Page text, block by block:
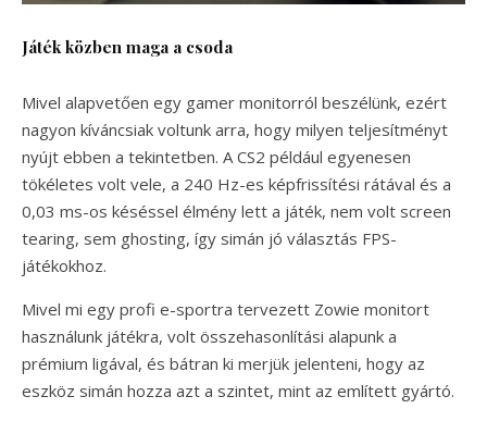
Játék közben maga a csoda
Mivel alapvetően egy gamer monitorról beszélünk, ezért
nagyon kíváncsiak voltunk arra, hogy milyen teljesítményt
nyújt ebben a tekintetben. A CS2 például egyenesen
tökéletes volt vele, a 240 Hz-es képfrissítési rátával és a
0,03 ms-os késéssel élmény lett a játék, nem volt screen
tearing, sem ghosting, így simán jó választás FPS-
játékokhoz.
Mivel mi egy profi e-sportra tervezett Zowie monitort
használunk játékra, volt összehasonlítási alapunk a
prémium ligával, és bátran ki merjük jelenteni, hogy az
eszköz simán hozza azt a szintet, mint az említett gyártó.